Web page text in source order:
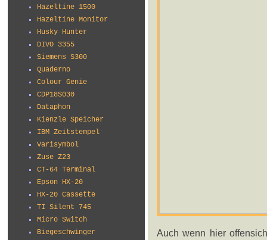
Hazeltine 1500
Hazeltine Monitor
Husky Hunter
DIVO 3355
Siemens S300
Quaderno
Colour Genie
CDP18S030
Dataphon
Kienzle Speicher
IBM Zeitstempel
Varisymbol
Zuse Z23
CT-64 Terminal
Epson HX-20
HX-20 Cassette
TI Silent 745
Micro Switch
Biegeschwinger
Auch wenn hier